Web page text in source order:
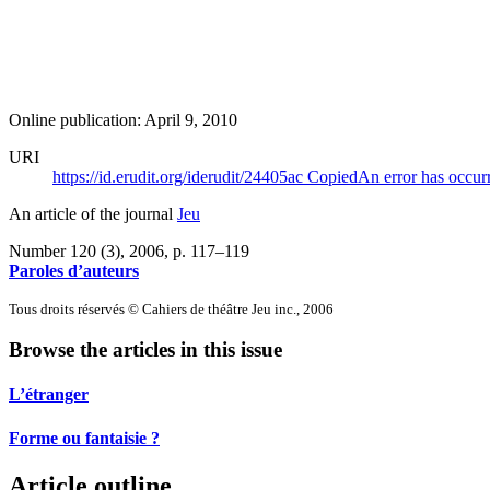
Online publication: April 9, 2010
URI
https://id.erudit.org/iderudit/24405ac CopiedAn error has
An article of the journal Jeu
Number 120 (3), 2006, p. 117–119
Paroles d’auteurs
Tous droits réservés © Cahiers de théâtre Jeu inc., 2006
Browse the articles in this issue
L’étranger
Forme ou fantaisie ?